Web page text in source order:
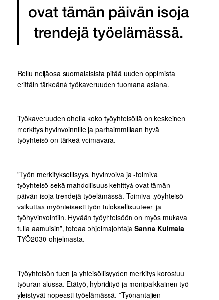
ovat tämän päivän isoja
trendejä työelämässä.
Reilu neljäosa suomalaisista pitää uuden oppimista
erittäin tärkeänä työkaveruuden tuomana asiana.
Työkaveruuden ohella koko työyhteisöllä on keskeinen
merkitys hyvinvoinnille ja parhaimmillaan hyvä
työyhteisö on tärkeä voimavara.
”Työn merkityksellisyys, hyvinvoiva ja -toimiva
työyhteisö sekä mahdollisuus kehittyä ovat tämän
päivän isoja trendejä työelämässä. Toimiva työyhteisö
vaikuttaa myönteisesti työn tuloksellisuuteen ja
työhyvinvointiin. Hyvään työyhteisöön on myös mukava
tulla aamuisin”, toteaa ohjelmajohtaja Sanna Kulmala
TYÖ2030-ohjelmasta.
Työyhteisön tuen ja yhteisöllisyyden merkitys korostuu
työuran alussa. Etätyö, hybridityö ja monipaikkainen työ
yleistyvät nopeasti työelämässä. ”Työnantajien